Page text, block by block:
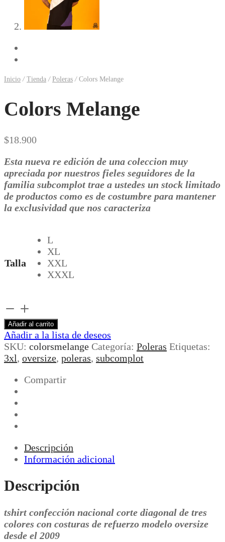
Inicio / Tienda / Poleras /Colors Melange
Colors Melange
$18.900
Esta nueva re edición de una coleccion muy
apreciada por nuestros fieles seguidores de la
familia subcomplot trae a ustedes un stock limitado
de productos como es de costumbre para mantener
la exclusividad que nos caracteriza
Talla
L
XL
XXL
XXXL
Colors
Melange
cantidad
Añadir al carrito
Añadir a la lista de deseos
SKU: colorsmelange Categoría: Poleras Etiquetas:
3xl, oversize, poleras, subcomplot
Compartir
Descripción
Información adicional
Descripción
tshirt confección nacional corte diagonal de tres
colores con costuras de refuerzo modelo oversize
desde el 2009